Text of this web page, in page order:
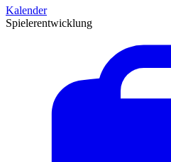
Kalender
Spielerentwicklung